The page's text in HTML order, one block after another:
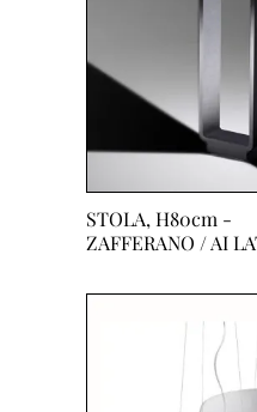
STOLA, H80cm -
ZAFFERANO / AI